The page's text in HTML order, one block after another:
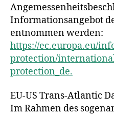
Informationsangebot
entnommen werden:
https://ec.europa.eu/
protection/
protection_de.
EU-US Trans-Atlantic
Im Rahmen des